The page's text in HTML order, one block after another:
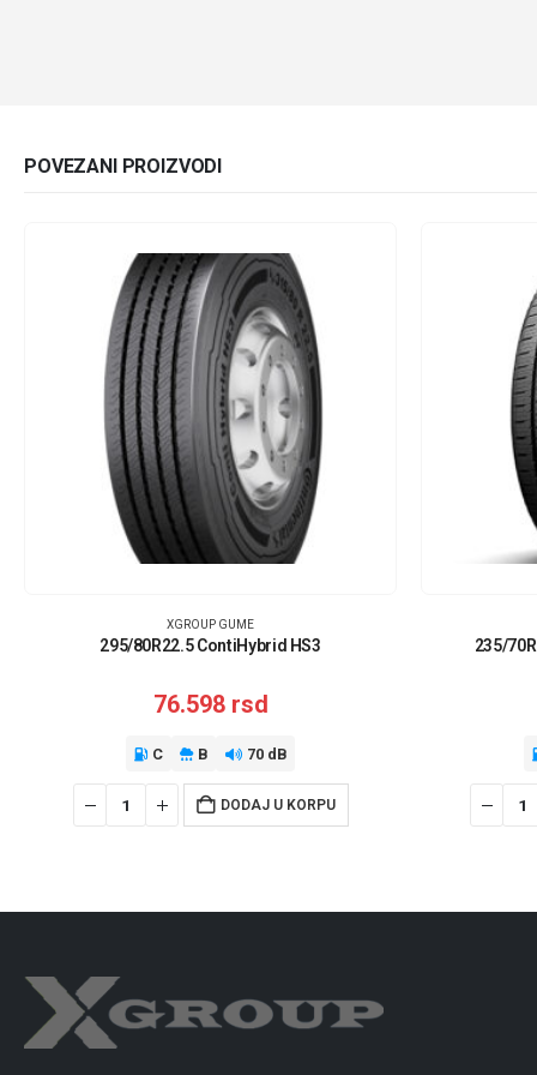
POVEZANI PROIZVODI
XGROUP GUME
295/80R22.5 ContiHybrid HS3
76.598 rsd
C B 70 dB
DODAJ U KORPU
235/